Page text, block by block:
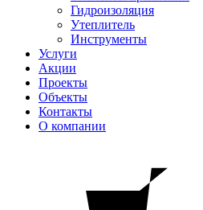
Гидроизоляция
Утеплитель
Инструменты
Услуги
Акции
Проекты
Объекты
Контакты
О компании